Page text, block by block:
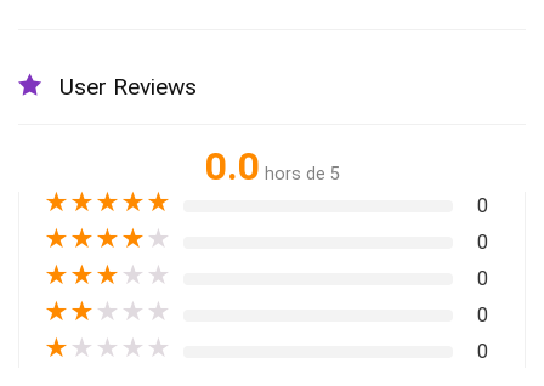
User Reviews
0.0 hors de 5
★★★★★ 0
★★★★ ★ 0
★★★ ★ ★ 0
★★ ★ ★ ★ 0
★ ★ ★ ★ ★ 0